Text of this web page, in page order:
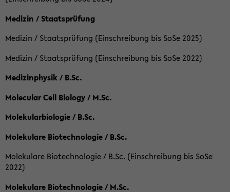
Medizin / Staatsprüfung
Medizin / Staatsprüfung (Einschreibung bis SoSe 2025)
Medizin / Staatsprüfung (Einschreibung bis SoSe 2022)
Medizinphysik / B.Sc.
Molecular Cell Biology / M.Sc.
Molekularbiologie / B.Sc.
Molekulare Biotechnologie / B.Sc.
Molekulare Biotechnologie / B.Sc. (Einschreibung bis SoSe
2022)
Molekulare Biotechnologie / M.Sc.